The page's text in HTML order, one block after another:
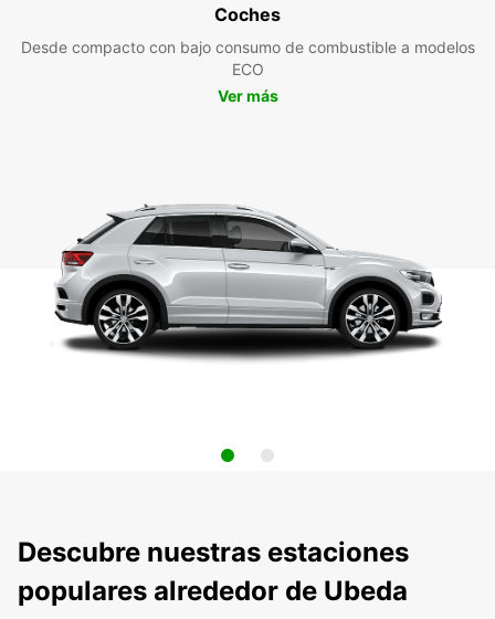
Coches
Desde compacto con bajo consumo de combustible a modelos
ECO
Ver más
Descubre nuestras estaciones
populares alrededor de Ubeda